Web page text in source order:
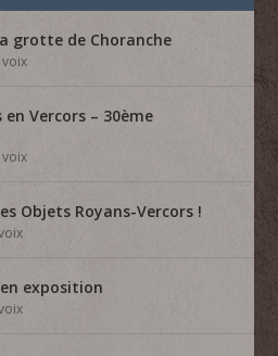
grotte de Choranche
Vercors – 30ème
Objets Royans-Vercors !
exposition